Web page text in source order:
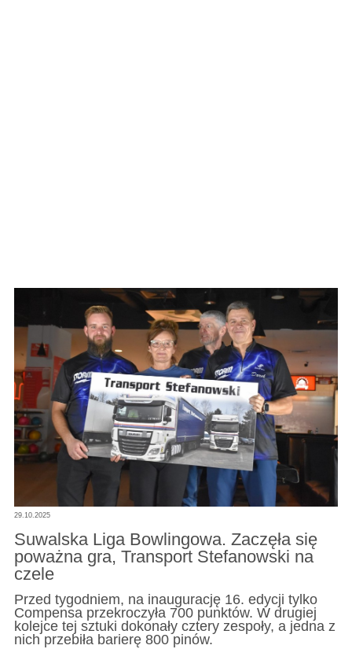
29.10.2025
Suwalska Liga Bowlingowa. Zaczęła się
poważna gra, Transport Stefanowski na
czele
Przed tygodniem, na inaugurację 16. edycji tylko
Compensa przekroczyła 700 punktów. W drugiej
kolejce tej sztuki dokonały cztery zespoły, a jedna z
nich przebiła barierę 800 pinów.